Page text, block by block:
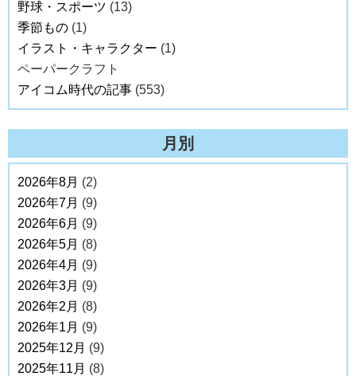
野球・スポーツ (13)
季節もの (1)
イラスト・キャラクター (1)
ペーパークラフト
アイコム時代の記事 (553)
月別
2026年8月 (2)
2026年7月 (9)
2026年6月 (9)
2026年5月 (8)
2026年4月 (9)
2026年3月 (9)
2026年2月 (8)
2026年1月 (9)
2025年12月 (9)
2025年11月 (8)